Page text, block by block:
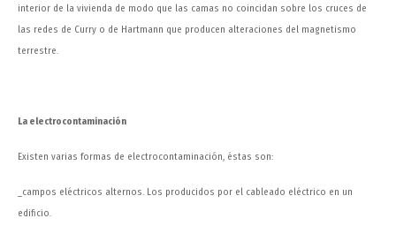
interior de la vivienda de modo que las camas no coincidan sobre los cruces de
las redes de Curry o de Hartmann que producen alteraciones del magnetismo
terrestre.
La electrocontaminación
Existen varias formas de electrocontaminación, éstas son:
_campos eléctricos alternos. Los producidos por el cableado eléctrico en un
edificio.